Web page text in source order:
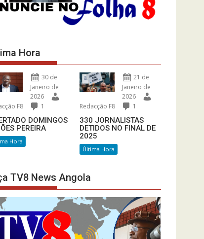
Hora
30 de
Janeiro de
2026
F8
1
DOMINGOS
PEREIRA
Hora
21 de
Janeiro de
2026
Redacção F8
1
330 JORNALISTAS
DETIDOS NO FINAL DE
2025
Última Hora
TV8 News Angola